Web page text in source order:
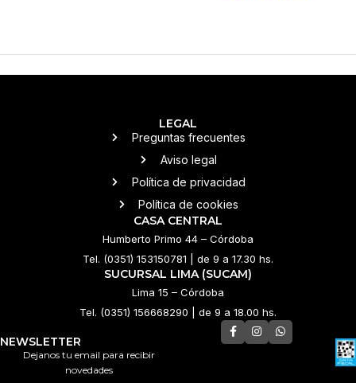
LEGAL
Preguntas frecuentes
Aviso legal
Política de privacidad
Política de cookies
CASA CENTRAL
Humberto Primo 44 – Córdoba
Tel. (0351) 153150781 | de 9 a 17.30 hs.
SUCURSAL LIMA (SUCAM)
Lima 15 – Córdoba
Tel. (0351) 156668290 | de 9 a 18.00 hs.
NEWSLETTER
Dejanos tu email para recibir
novedades